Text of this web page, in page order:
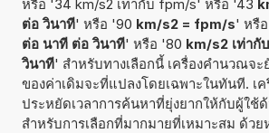
หรือ '34 km/s2 เท่ากับ fpm/s' หรือ '43
ต่อ วินาที' หรือ '90 km/s2 = fpm/s' หรื
ต่อ นาที ต่อ วินาที' หรือ '80 km/s2 เท่ากั
วินาที' สำหรับทางเลือกนี้ เครื่องคำนวณจ
ของค่าเดิมจะที่แปลงโดยเฉพาะในทันที. เ
ประหยัดเวลาการค้นหาที่ยุ่งยากให้กับผู้ใช้
สำหรับการเลือกที่มากมายที่เหมาะสม ด้ว